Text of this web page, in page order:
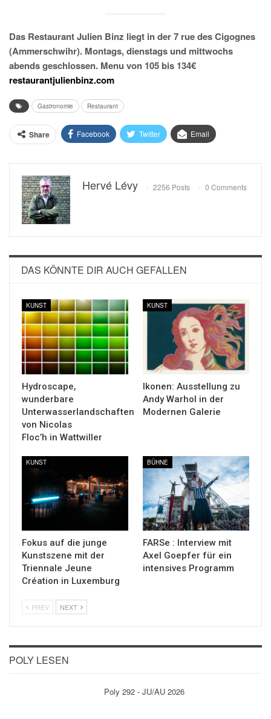
Das Restaurant Julien Binz liegt in der 7 rue des Cigognes
(Ammerschwihr). Montags, dienstags und mittwochs
abends geschlossen. Menu von 105 bis 134€
restaurantjulienbinz.com
Gastronomie Restaurant
Share Facebook Twitter Email
Hervé Lévy 2256 Posts 0 Comments
DAS KÖNNTE DIR AUCH GEFALLEN
KUNST
Hydroscape,
wunderbare
Unterwasserlandschaften
von Nicolas
Floc’h in Wattwiller
KUNST
Ikonen: Ausstellung zu
Andy Warhol in der
Modernen Galerie
KUNST
Fokus auf die junge
Kunstszene mit der
Triennale Jeune
Création in Luxemburg
BÜHNE
FARSe : Interview mit
Axel Goepfer für ein
intensives Programm
PREV NEXT
POLY LESEN
Poly 292 - JU/AU 2026